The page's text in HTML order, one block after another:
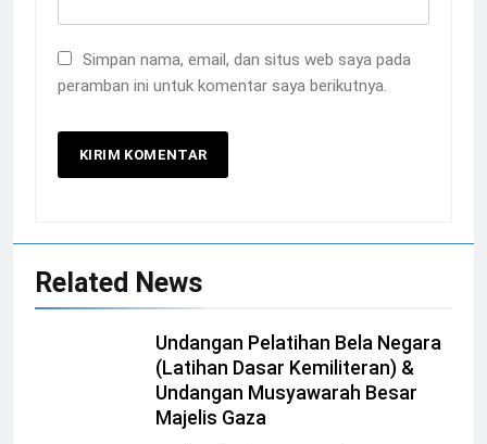
Simpan nama, email, dan situs web saya pada
peramban ini untuk komentar saya berikutnya.
Related News
Undangan Pelatihan Bela Negara
(Latihan Dasar Kemiliteran) &
Undangan Musyawarah Besar
Majelis Gaza